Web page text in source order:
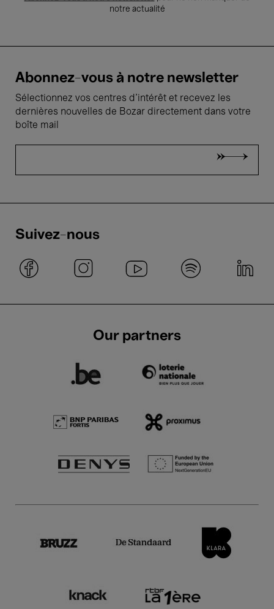
notre actualité
Abonnez-vous à notre newsletter
Sélectionnez vos centres d'intérêt et recevez les
dernières nouvelles de Bozar directement dans votre
boîte mail
Suivez-nous
Our partners